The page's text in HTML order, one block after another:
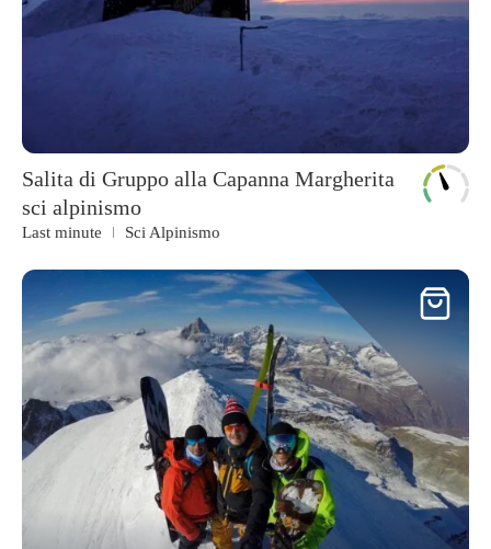
Salita di Gruppo alla Capanna Margherita
sci alpinismo
Last minute Sci Alpinismo